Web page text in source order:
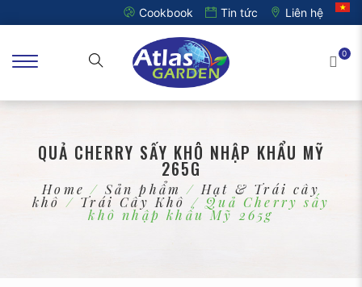
Cookbook Tin tức Liên hệ
0
QUẢ CHERRY SẤY KHÔ NHẬP KHẨU MỸ
265G
Home / Sản phẩm / Hạt & Trái cây
khô / Trái Cây Khô / Quả Cherry sấy
khô nhập khẩu Mỹ 265g